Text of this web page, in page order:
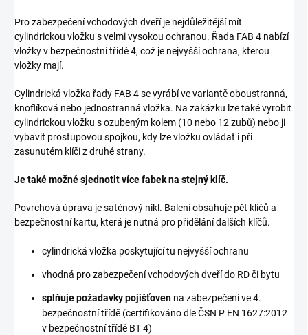
Pro zabezpečení vchodových dveří je nejdůležitější mít
cylindrickou vložku s velmi vysokou ochranou. Řada FAB 4 nabízí
vložky v bezpečnostní třídě 4, což je nejvyšší ochrana, kterou
vložky mají.
Cylindrická vložka řady FAB 4 se vyrábí ve variantě oboustranná,
knoflíková nebo jednostranná vložka. Na zakázku lze také vyrobit
cylindrickou vložku s ozubeným kolem (10 nebo 12 zubů) nebo ji
vybavit prostupovou spojkou, kdy lze vložku ovládat i při
zasunutém klíči z druhé strany.
Je také možné sjednotit více fabek na stejný klíč.
Povrchová úprava je saténový nikl. Balení obsahuje pět klíčů a
bezpečnostní kartu, která je nutná pro přidělání dalších klíčů.
cylindrická vložka poskytující tu nejvyšší ochranu
vhodná pro zabezpečení vchodových dveří do RD či bytu
splňuje požadavky pojišťoven na zabezpečení ve 4.
bezpečnostní třídě (certifikováno dle ČSN P EN 1627:2012
v bezpečnostní třídě BT 4)